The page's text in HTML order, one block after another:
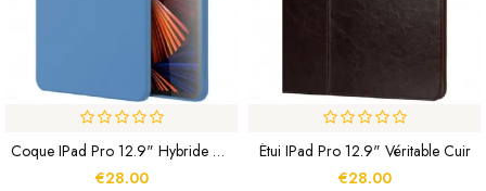
Coque IPad Pro 12.9" Hybride MUTURAL
€28.00
Étui IPad Pro 12.9" Véritable Cuir
€28.00